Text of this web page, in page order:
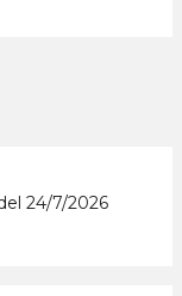
24/7/2026